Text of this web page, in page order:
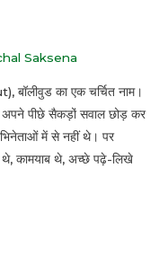
Saksena
का एक चर्चित नाम।
पीछे सैकड़ों सवाल छोड़ कर
में से नहीं थे। पर
थे, कामयाब थे, अच्छे पढ़े-लिखे